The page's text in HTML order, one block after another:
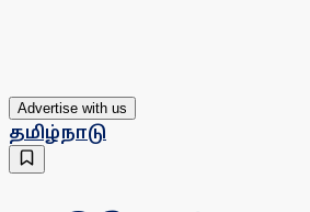
Advertise with us
தமிழ்நாடு